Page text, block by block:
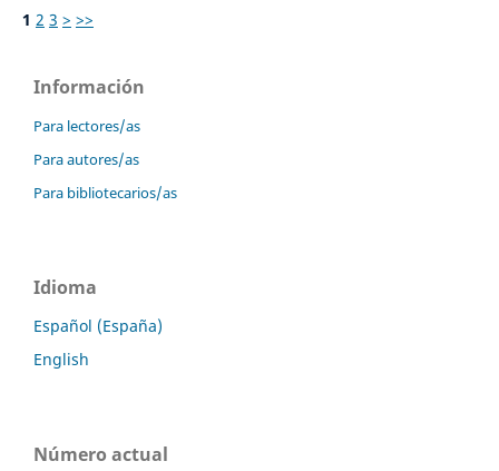
1 2 3 > >>
Información
Para lectores/as
Para autores/as
Para bibliotecarios/as
Idioma
Español (España)
English
Número actual